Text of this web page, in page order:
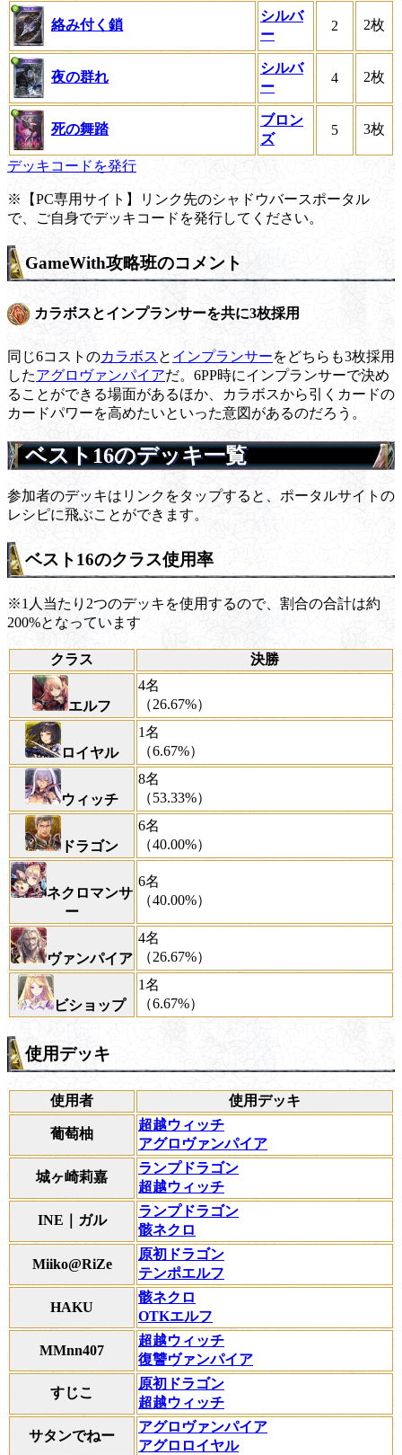
絡み付く鎖
シルバ
ー
2 2枚
夜の群れ
シルバ
ー
4 2枚
死の舞踏
ブロン
ズ
5 3枚
デッキコードを発行
※【PC専用サイト】リンク先のシャドウバースポータル
で、ご自身でデッキコードを発行してください。
GameWith攻略班のコメント
カラボスとインプランサーを共に3枚採用
同じ6コストのカラボス と インプランサーをどちらも3枚採用
したアグロヴァンパイアだ。6PP時にインプランサーで決め
ることができる場面があるほか、カラボスから引くカードの
カードパワーを高めたいといった意図があるのだろう。
ベスト16のデッキ一覧
参加者のデッキはリンクをタップすると、ポータルサイトの
レシピに飛ぶことができます。
ベスト16のクラス使用率
※1人当たり2つのデッキを使用するので、割合の合計は約
200%となっています
クラス 決勝
エルフ
4名
（26.67%）
ロイヤル
1名
（6.67%）
ウィッチ
8名
（53.33%）
ドラゴン
6名
（40.00%）
ネクロマンサ
ー
6名
（40.00%）
ヴァンパイア
4名
（26.67%）
ビショップ
1名
（6.67%）
使用デッキ
使用者 使用デッキ
葡萄柚
超越ウィッチ
アグロヴァンパイア
城ヶ崎莉嘉
ランプドラゴン
超越ウィッチ
INE｜ガル
ランプドラゴン
骸ネクロ
Miiko@RiZe
原初ドラゴン
テンポエルフ
HAKU
骸ネクロ
OTKエルフ
MMnn407
超越ウィッチ
復讐ヴァンパイア
すじこ
原初ドラゴン
超越ウィッチ
サタンでねー
アグロヴァンパイア
アグロロイヤル